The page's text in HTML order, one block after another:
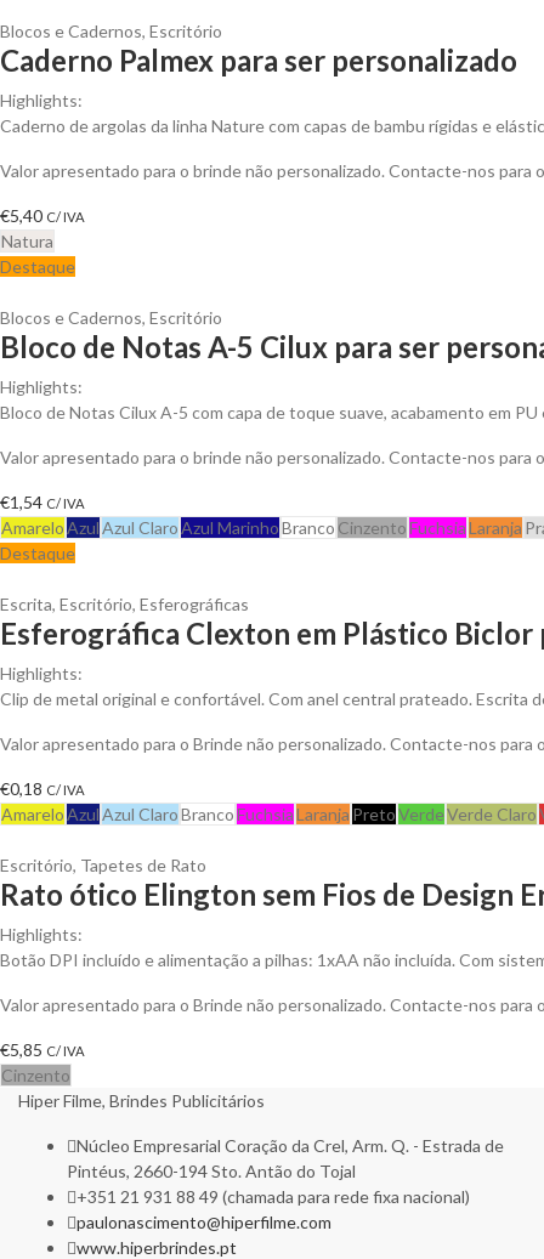
Blocos e Cadernos, Escritório
Caderno Palmex para ser personalizado
Highlights:
Caderno de argolas da linha Nature com capas de bambu rígidas e
Valor apresentado para o brinde não personalizado. Contacte-nos
€5,40 C/ IVA
Natura
Destaque
Blocos e Cadernos, Escritório
Bloco de Notas A-5 Cilux para ser
Highlights:
Bloco de Notas Cilux A-5 com capa de toque suave, acabamento em PU
Valor apresentado para o brinde não personalizado. Contacte-nos
€1,54 C/ IVA
AmareloAzulAzul ClaroAzul MarinhoBranco CinzentoFuchsiaLaranja
Destaque
Escrita, Escritório, Esferográficas
Esferográfica Clexton em Plástico Biclor
Highlights:
Clip de metal original e confortável. Com anel central prateado. Escrita
Valor apresentado para o Brinde não personalizado. Contacte-nos
€0,18 C/ IVA
AmareloAzulAzul ClaroBrancoFuchsiaLaranja PretoVerdeVerde Claro
Escritório, Tapetes de Rato
Rato ótico Elington sem Fios de Design
Highlights:
Botão DPI incluído e alimentação a pilhas: 1xAA não incluída. Com
Valor apresentado para o Brinde não personalizado. Contacte-nos
€5,85 C/ IVA
Cinzento
Hiper Filme, Brindes Publicitários
Núcleo Empresarial Coração da Crel, Arm. Q. - Estrada de
Pintéus, 2660-194 Sto. Antão do Tojal
+351 21 931 88 49 (chamada para rede fixa nacional)
paulonascimento@hiperfilme.com
www.hiperbrindes.pt